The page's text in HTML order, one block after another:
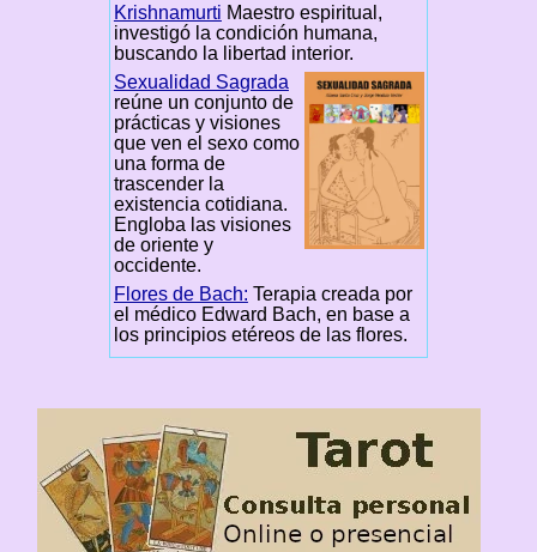
Krishnamurti Maestro espiritual,
investigó la condición humana,
buscando la libertad interior.
Sexualidad Sagrada
reúne un conjunto de
prácticas y visiones
que ven el sexo como
una forma de
trascender la
existencia cotidiana.
Engloba las visiones
de oriente y
occidente.
Flores de Bach: Terapia creada por
el médico Edward Bach, en base a
los principios etéreos de las flores.